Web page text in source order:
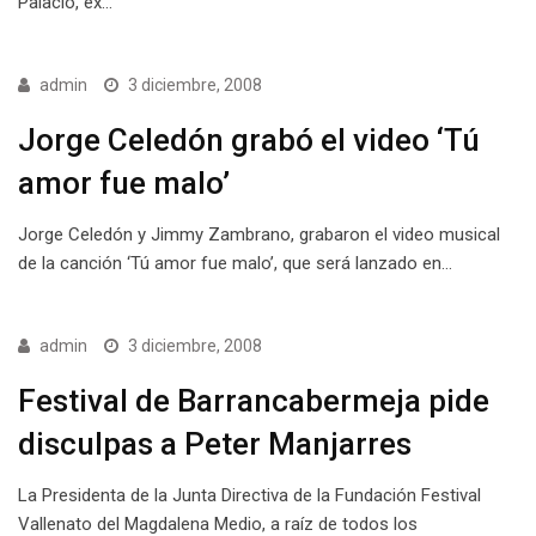
admin 3 diciembre, 2008
Jorge Celedón grabó el video ‘Tú
amor fue malo’
Jorge Celedón y Jimmy Zambrano, grabaron el video musical
de la canción ‘Tú amor fue malo’, que será lanzado en…
admin 3 diciembre, 2008
Festival de Barrancabermeja pide
disculpas a Peter Manjarres
La Presidenta de la Junta Directiva de la Fundación Festival
Vallenato del Magdalena Medio, a raíz de todos los